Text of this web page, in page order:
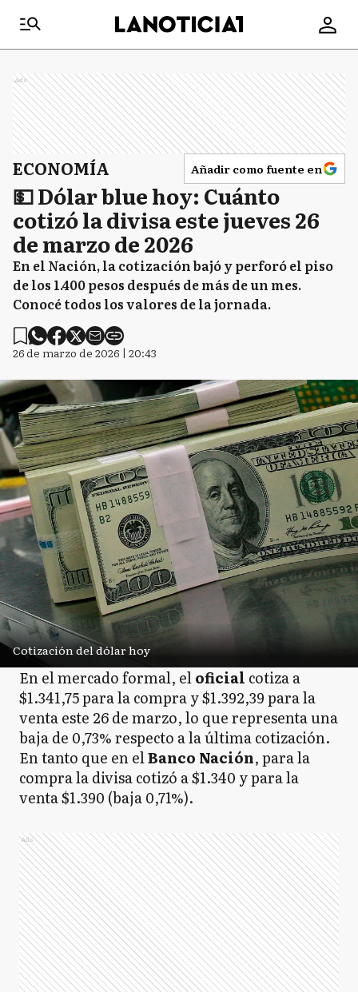
Ads
ECONOMÍA Añadir como fuente en
💵 Dólar blue hoy: Cuánto
cotizó la divisa este jueves 26
de marzo de 2026
En el Nación, la cotización bajó y perforó el piso
de los 1.400 pesos después de más de un mes.
Conocé todos los valores de la jornada.
26 de marzo de 2026 | 20:43
Cotización del dólar hoy
En el mercado formal, eloficial cotiza a
$1.341,75 para la compra y $1.392,39 para la
venta este 26 de marzo, lo que representa una
baja de 0,73% respecto a la última cotización.
En tanto que en elBanco Nación, para la
compra la divisa cotizó a $1.340 y para la
venta $1.390 (baja 0,71%).
Ads